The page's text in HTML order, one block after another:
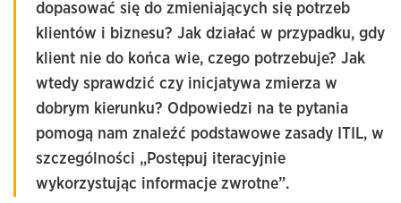
dopasować się do zmieniających się potrzeb
klientów i biznesu? Jak działać w przypadku, gdy
klient nie do końca wie, czego potrzebuje? Jak
wtedy sprawdzić czy inicjatywa zmierza w
dobrym kierunku? Odpowiedzi na te pytania
pomogą nam znaleźć podstawowe zasady ITIL, w
szczególności „Postępuj iteracyjnie
wykorzystując informacje zwrotne”.